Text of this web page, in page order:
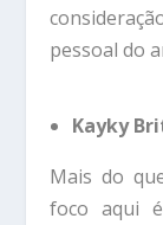
pessoal do
Kayky
Mais do
foco aqui